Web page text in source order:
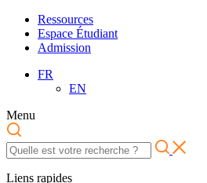
Ressources
Espace Étudiant
Admission
FR
EN
Menu
Liens rapides